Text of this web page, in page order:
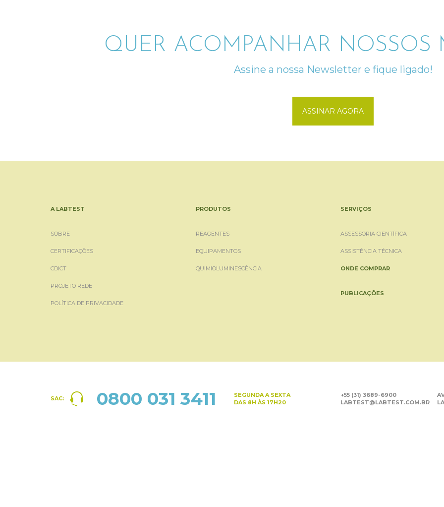
QUER ACOMPANHAR NOSSOS
Assine a nossa Newsletter e fique ligado!
ASSINAR AGORA
A LABTEST
SOBRE
CERTIFICAÇÕES
CDICT
PROJETO REDE
POLÍTICA DE PRIVACIDADE
PRODUTOS
REAGENTES
EQUIPAMENTOS
QUIMIOLUMINESCÊNCIA
SERVIÇOS
ASSESSORIA CIENTÍFICA
ASSISTÊNCIA TÉCNICA
ONDE COMPRAR
PUBLICAÇÕES
SAC: 0800 031 3411
SEGUNDA A SEXTA
DAS 8H ÀS 17H20
+55 (31) 3689-6900
LABTEST@LABTEST.COM.BR